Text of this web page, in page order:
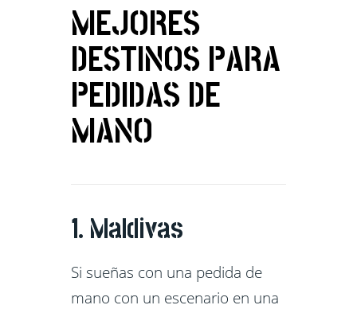
MEJORES
DESTINOS PARA
PEDIDAS DE
MANO
1. Maldivas
Si sueñas con una pedida de
mano con un escenario en una